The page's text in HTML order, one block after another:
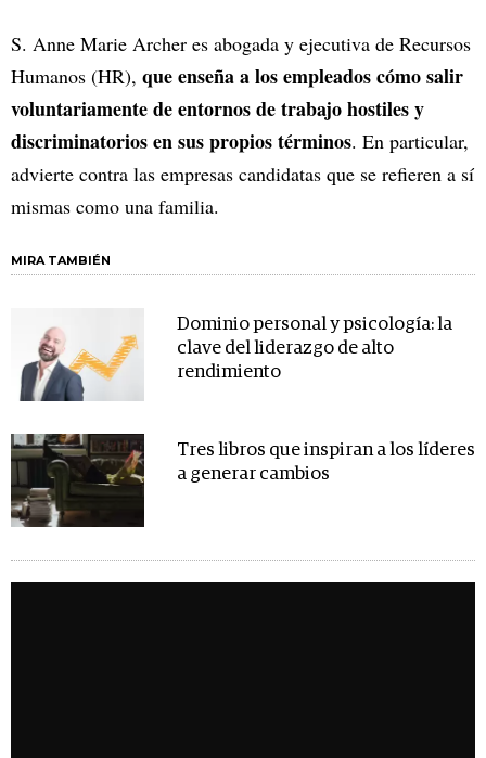
S. Anne Marie Archer es abogada y ejecutiva de Recursos
Humanos (HR), que enseña a los empleados cómo salir
voluntariamente de entornos de trabajo hostiles y
discriminatorios en sus propios términos. En particular,
advierte contra las empresas candidatas que se refieren a sí
mismas como una familia.
MIRA TAMBIÉN
Dominio personal y psicología: la
clave del liderazgo de alto
rendimiento
Tres libros que inspiran a los líderes
a generar cambios